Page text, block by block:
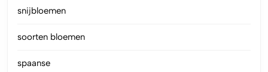
snijbloemen
soorten bloemen
spaanse